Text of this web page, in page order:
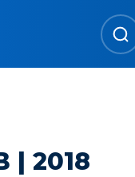
2018